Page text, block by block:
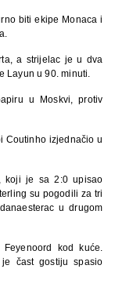
biti ekipe Monaca i
a strijelac je u dva
Layun u 90. minuti.
u Moskvi, protiv
Coutinho izjednačio u
koji je sa 2:0 upisao
su pogodili za tri
u drugom
kod kuće.
čast gostiju spasio